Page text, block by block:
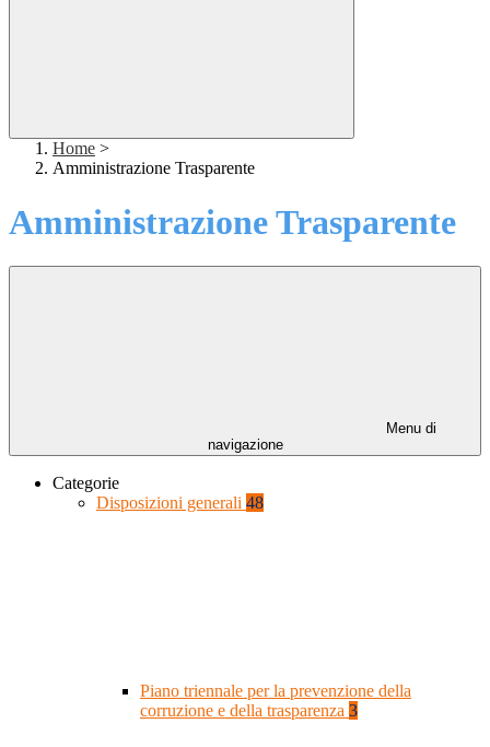
Home >
Amministrazione Trasparente
Amministrazione Trasparente
Menu di
navigazione
Categorie
Disposizioni generali 48
Piano triennale per la prevenzione della
corruzione e della trasparenza 3